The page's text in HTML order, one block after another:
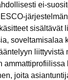
ei-
sisältävät
soveltamisalaa
liittyvistä
joita